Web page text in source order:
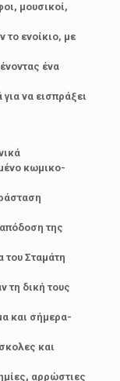
μουσικοί,
το ενοίκιο, με
ένα
να εισπράξει
κωμικο-
απόδοση της
του Σταμάτη
τη δική τους
και σήμερα-
και
αρρώστιες